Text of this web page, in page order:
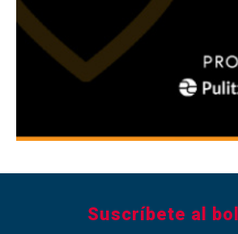
Suscríbete al